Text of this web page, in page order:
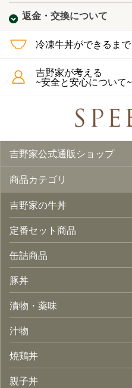
返金・交換について
冷凍牛丼ができるまで
吉野家が考える
~安全と安心について~
吉野家公式通販ショップ
商品カテゴリ
吉野家の牛丼
定番セット商品
缶詰商品
豚丼
漬物・薬味
汁物
焼鶏丼
親子丼